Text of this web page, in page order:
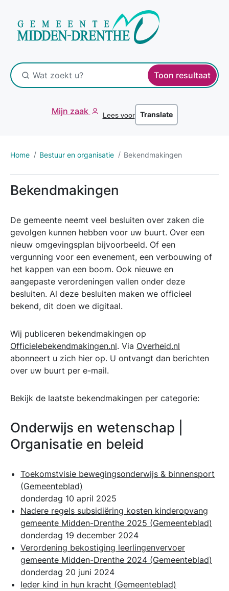
Toon resultaat
Mijn zaak Lees voor Translate
Home Bestuur en organisatie Bekendmakingen
Bekendmakingen
De gemeente neemt veel besluiten over zaken die
gevolgen kunnen hebben voor uw buurt. Over een
nieuw omgevingsplan bijvoorbeeld. Of een
vergunning voor een evenement, een verbouwing of
het kappen van een boom. Ook nieuwe en
aangepaste verordeningen vallen onder deze
besluiten. Al deze besluiten maken we officieel
bekend, dit doen we digitaal.
Wij publiceren bekendmakingen op
Officielebekendmakingen.nl. Via Overheid.nl
abonneert u zich hier op. U ontvangt dan berichten
over uw buurt per e-mail.
Bekijk de laatste bekendmakingen per categorie:
Onderwijs en wetenschap |
Organisatie en beleid
Toekomstvisie bewegingsonderwijs & binnensport
(Gemeenteblad)
donderdag 10 april 2025
Nadere regels subsidiëring kosten kinderopvang
gemeente Midden-Drenthe 2025 (Gemeenteblad)
donderdag 19 december 2024
Verordening bekostiging leerlingenvervoer
gemeente Midden-Drenthe 2024 (Gemeenteblad)
donderdag 20 juni 2024
Ieder kind in hun kracht (Gemeenteblad)